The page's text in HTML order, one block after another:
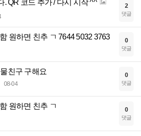
. QR 코드 추가 / 다시 시작 ^^ 2
댓글
원하면 친추 ㄱ 7644 5032 3763 0
댓글
친구 구해요
08-04
0
댓글
원하면 친추 ㄱ 0
댓글